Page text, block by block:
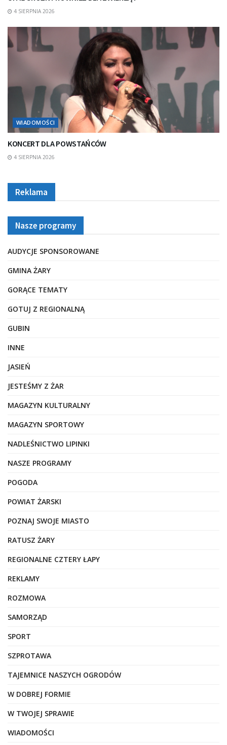
4 SIERPNIA 2026
WIADOMOŚCI
KONCERT DLA POWSTAŃCÓW
4 SIERPNIA 2026
Reklama
Nasze programy
AUDYCJE SPONSOROWANE
GMINA ŻARY
GORĄCE TEMATY
GOTUJ Z REGIONALNĄ
GUBIN
INNE
JASIEŃ
JESTEŚMY Z ŻAR
MAGAZYN KULTURALNY
MAGAZYN SPORTOWY
NADLEŚNICTWO LIPINKI
NASZE PROGRAMY
POGODA
POWIAT ŻARSKI
POZNAJ SWOJE MIASTO
RATUSZ ŻARY
REGIONALNE CZTERY ŁAPY
REKLAMY
ROZMOWA
SAMORZĄD
SPORT
SZPROTAWA
TAJEMNICE NASZYCH OGRODÓW
W DOBREJ FORMIE
W TWOJEJ SPRAWIE
WIADOMOŚCI